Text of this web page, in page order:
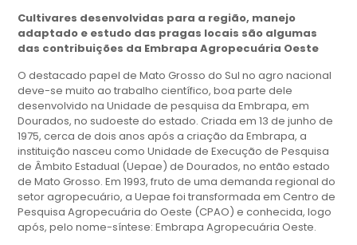
Cultivares desenvolvidas para a região, manejo
adaptado e estudo das pragas locais são algumas
das contribuições da Embrapa Agropecuária Oeste
O destacado papel de Mato Grosso do Sul no agro nacional
deve-se muito ao trabalho científico, boa parte dele
desenvolvido na Unidade de pesquisa da Embrapa, em
Dourados, no sudoeste do estado. Criada em 13 de junho de
1975, cerca de dois anos após a criação da Embrapa, a
instituição nasceu como Unidade de Execução de Pesquisa
de Âmbito Estadual (Uepae) de Dourados, no então estado
de Mato Grosso. Em 1993, fruto de uma demanda regional do
setor agropecuário, a Uepae foi transformada em Centro de
Pesquisa Agropecuária do Oeste (CPAO) e conhecida, logo
após, pelo nome-síntese: Embrapa Agropecuária Oeste.